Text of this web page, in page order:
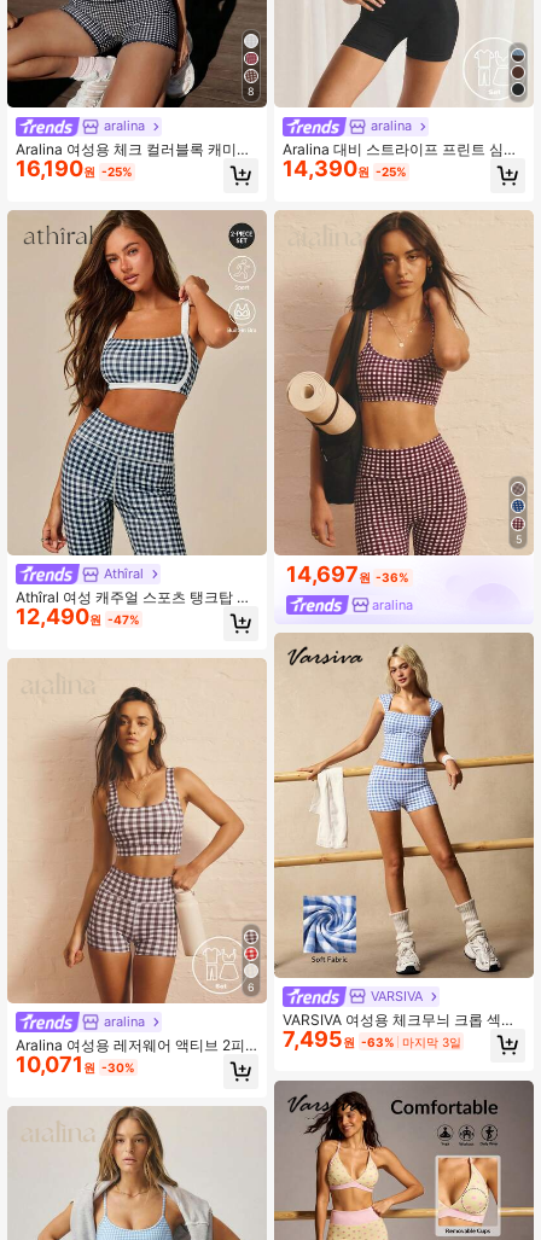
8
aralina
Aralina 여성용 체크 컬러블록 캐미솔
탑 및 하이웨스트 반바지 캐주얼 데일
리 스포츠 세트
16,190원 -25%
Athîral
Athîral 여성 캐주얼 스포츠 탱크탑 및
6인치 반바지 2피스 세트, 네이비 블루
스포츠 의상, 짐웨어
12,490원 -47%
6
aralina
Aralina 여성용 레저웨어 액티브 2피
스 깅엄 체크 프린트 탱크탑 & 숏 팬츠
짐 운동복 세트
10,071 원 -30%
aralina
Aralina 대비 스트라이프 프린트 심리
스 액티브 세트
14,390원 -25%
5
14,697원 -36%
aralina
VARSIVA
VARSIVA 여성용 체크무늬 크롭 섹시
탑 및 캐주얼 스키니 반바지 스포츠 슈
트
7,495원 -63% 마지막 3일